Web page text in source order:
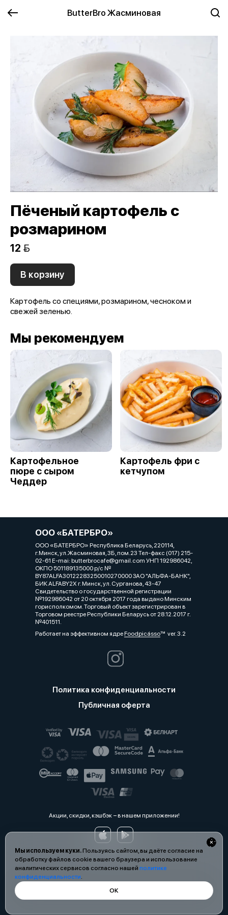
ButterBro Жасминовая
Мы используем куки.Пользуясь сайтом, вы даёте согласие на
обработку файлов cookie вашего браузера и использование
аналитических сервисов согласно нашей политике
конфиденциальности.
ОК
Пёченый картофель с
розмарином
12 
В корзину
Картофель со специями, розмарином, чесноком и
свежей зеленью.
Мы рекомендуем
Картофельное
пюре с сыром
Чеддер
Картофель фри с
кетчупом
ООО «БАТЕРБРО»
ООО «БАТЕРБРО» Республика Беларусь, 220114,
г.Минск, ул.Жасминовая, 3Б, пом.23 Тел-факс (017) 215-
02-61 E-mai: butterbrocafe@gmail.com УНП 192986042,
ОКПО 501189135000 р/с №
BY87ALFA30122283250010270000 ЗАО "АЛЬФА-БАНК",
БИК ALFABY2X г. Минск, ул. Сурганова, 43-47
Свидетельство о государственной регистрации
№192986042 от 20 октября 2017 года выдано Минским
горисполкомом. Торговый объект зарегистрирован в
Торговом реестре Республики Беларусь от 28.12.2017 г.
№401511.
Работает на эффективном ядреFoodpicássover. 3.2
Политика конфиденциальности
Публичная оферта
Акции, скидки, кэшбэк − в нашем приложении!